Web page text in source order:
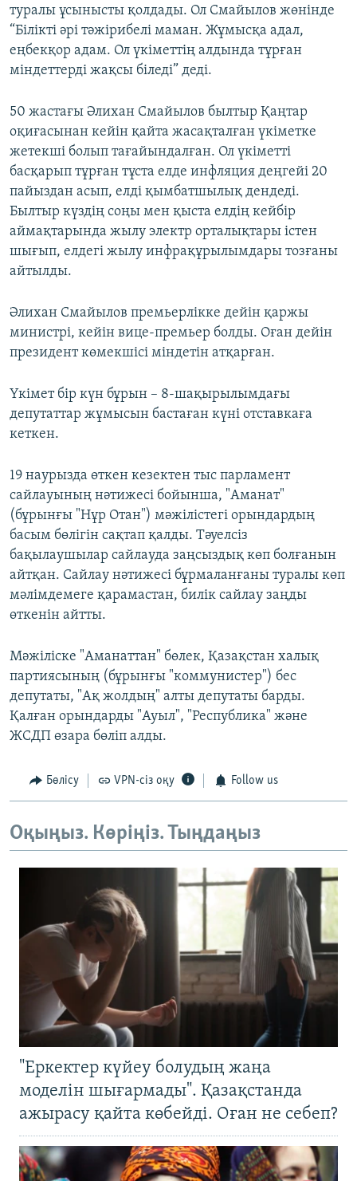
туралы ұсынысты қолдады. Ол Смайылов жөнінде
“Білікті әрі тәжірибелі маман. Жұмысқа адал,
еңбекқор адам. Ол үкіметтің алдында тұрған
міндеттерді жақсы біледі” деді.
50 жастағы Әлихан Смайылов былтыр Қаңтар
оқиғасынан кейін қайта жасақталған үкіметке
жетекші болып тағайындалған. Ол үкіметті
басқарып тұрған тұста елде инфляция деңгейі 20
пайыздан асып, елді қымбатшылық дендеді.
Былтыр күздің соңы мен қыста елдің кейбір
аймақтарында жылу электр орталықтары істен
шығып, елдегі жылу инфрақұрылымдары тозғаны
айтылды.
Әлихан Смайылов премьерлікке дейін қаржы
министрі, кейін вице-премьер болды. Оған дейін
президент көмекшісі міндетін атқарған.
Үкімет бір күн бұрын – 8-шақырылымдағы
депутаттар жұмысын бастаған күні отставкаға
кеткен.
19 наурызда өткен кезектен тыс парламент
сайлауының нәтижесі бойынша, "Аманат"
(бұрынғы "Нұр Отан") мәжілістегі орындардың
басым бөлігін сақтап қалды. Тәуелсіз
бақылаушылар сайлауда заңсыздық көп болғанын
айтқан. Сайлау нәтижесі бұрмаланғаны туралы көп
мәлімдемеге қарамастан, билік сайлау заңды
өткенін айтты.
Мәжіліске "Аманаттан" бөлек, Қазақстан халық
партиясының (бұрынғы "коммунистер") бес
депутаты, "Ақ жолдың" алты депутаты барды.
Қалған орындарды "Ауыл", "Республика" және
ЖСДП өзара бөліп алды.
Бөлісу VPN-сіз оқу Follow us
Оқыңыз. Көріңіз. Тыңдаңыз
"Еркектер күйеу болудың жаңа
моделін шығармады". Қазақстанда
ажырасу қайта көбейді. Оған не себеп?